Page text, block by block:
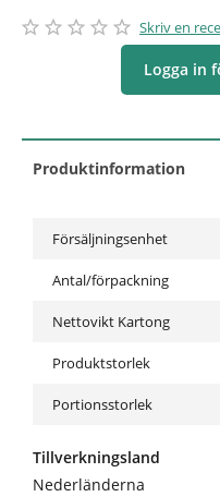
star_border star_border star_border star_border star_border
star star star star star Skriv en
Logga in
Produktinformation
Försäljningsenhet
Antal/förpackning
Nettovikt Kartong
Produktstorlek
Portionsstorlek
Tillverkningsland
Nederländerna